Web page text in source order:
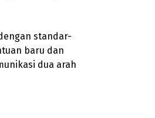
standar-
baru dan
dua arah